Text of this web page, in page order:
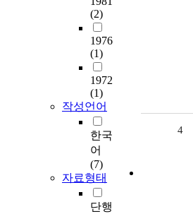
(2)
1976
(1)
1972
(1)
작성언어
한국
어
(7)
자료형태
단행
4